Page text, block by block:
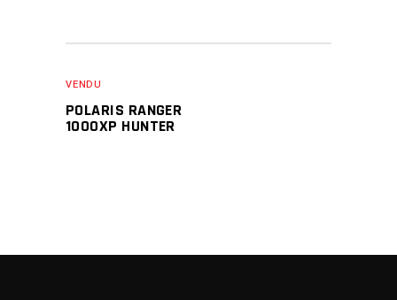
VENDU
POLARIS RANGER
1000XP HUNTER